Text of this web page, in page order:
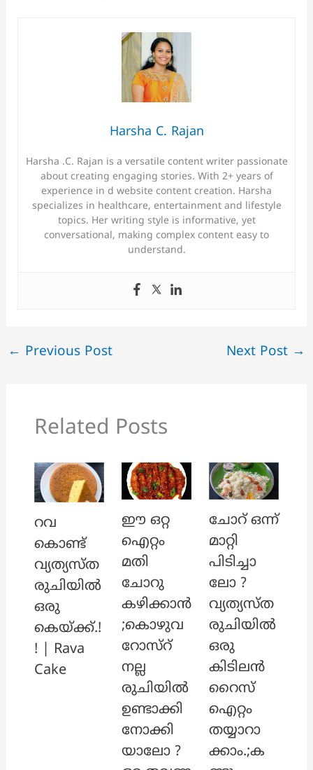
Harsha C. Rajan
Harsha .C. Rajan is a versatile content writer passionate
about creating engaging stories. With 2+ years of
experience in d website content creation. Harsha
specializes in healthcare, entertainment and lifestyle
topics. Her writing style is informative, yet
conversational, making complex content easy to
understand.
← Previous Post Next Post →
Related Posts
റവ
കൊണ്ട്
വ്യത്യസ്ത
രുചിയിൽ
ഒരു
കെയ്ക്ക്.!
! | Rava
Cake
ഈ ഒറ്റ
ഐറ്റം
മതി
ചോറു
കഴിക്കാൻ
;കൊഴുവ
റോസ്‌റ്
നല്ല
രുചിയിൽ
ഉണ്ടാക്കി
നോക്കി
യാലോ ?
ചോറ് ഒന്ന്
മാറ്റി
പിടിച്ചാ
ലോ ?
വ്യത്യസ്ത
രുചിയിൽ
ഒരു
കിടിലൻ
റൈസ്
ഐറ്റം
തയ്യാറാ
ക്കാം.;ക